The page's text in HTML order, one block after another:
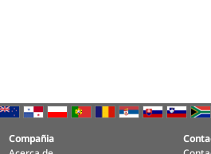
Compañia